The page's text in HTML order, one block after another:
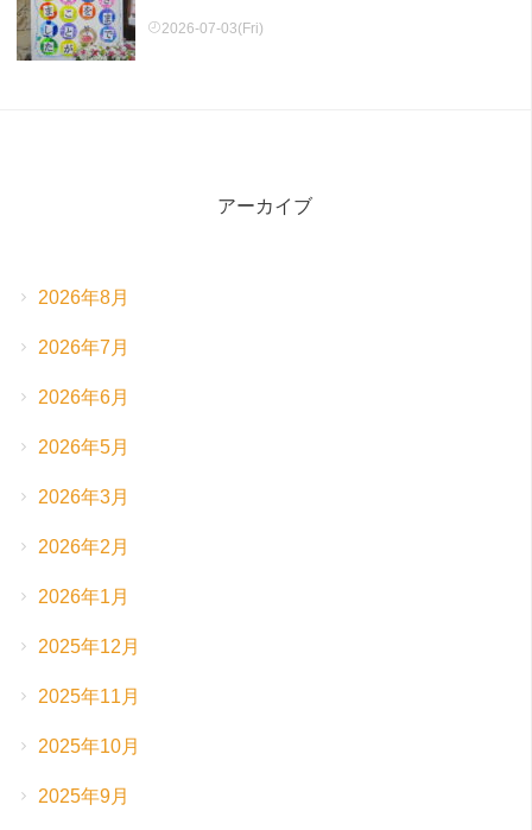
2026-07-03(Fri)
アーカイブ
2026年8月
2026年7月
2026年6月
2026年5月
2026年3月
2026年2月
2026年1月
2025年12月
2025年11月
2025年10月
2025年9月